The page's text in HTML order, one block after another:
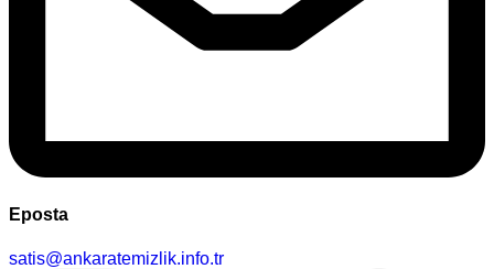
Eposta
satis@ankaratemizlik.info.tr